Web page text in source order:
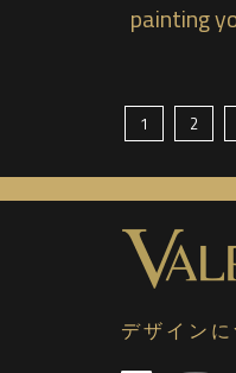
painting
1 2
デザイン